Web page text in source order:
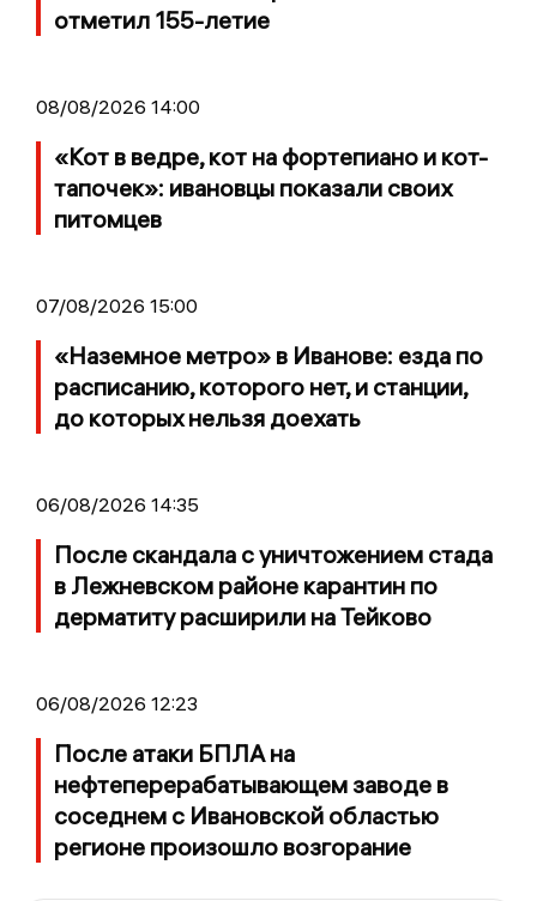
отметил 155-летие
08/08/2026 14:00
«Кот в ведре, кот на фортепиано и кот-
тапочек»: ивановцы показали своих
питомцев
07/08/2026 15:00
«Наземное метро» в Иванове: езда по
расписанию, которого нет, и станции,
до которых нельзя доехать
06/08/2026 14:35
После скандала с уничтожением стада
в Лежневском районе карантин по
дерматиту расширили на Тейково
06/08/2026 12:23
После атаки БПЛА на
нефтеперерабатывающем заводе в
соседнем с Ивановской областью
регионе произошло возгорание